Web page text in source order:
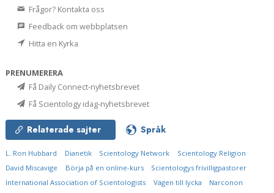
Frågor? Kontakta oss
Feedback om webbplatsen
Hitta en Kyrka
PRENUMERERA
Få Daily Connect-nyhetsbrevet
Få Scientology idag-nyhetsbrevet
Relaterade sajter Språk
L. Ron Hubbard Dianetik Scientology Network
Scientology Religion
David Miscavige
Börja på en online-kurs
Scientologys frivilligpastorer
International Association of Scientologists
Vägen till lycka
Narconon